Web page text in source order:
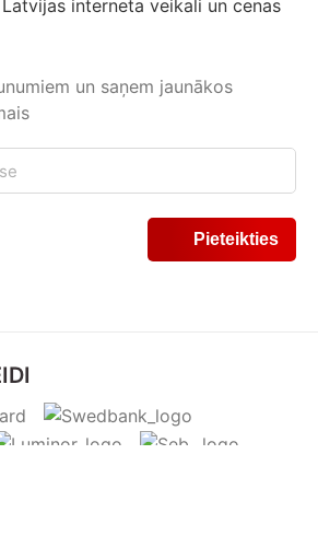
un saņem jaunākos